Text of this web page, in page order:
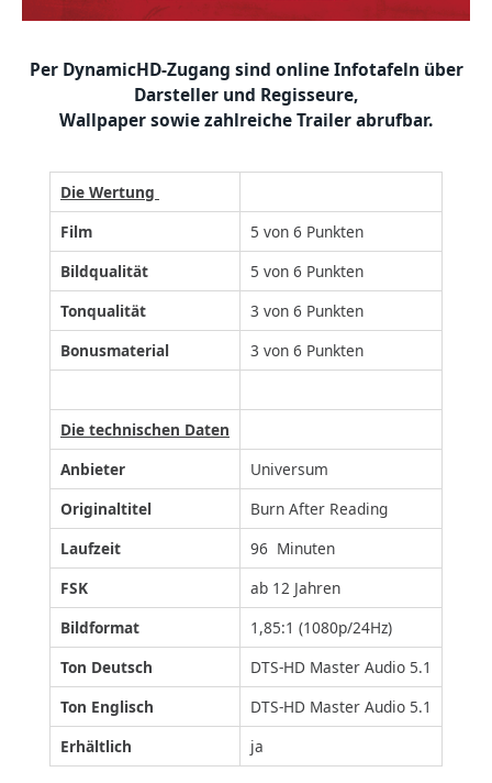
Per DynamicHD-Zugang sind online Infotafeln über
Darsteller und Regisseure,
Wallpaper sowie zahlreiche Trailer abrufbar.
Die Wertung
Film
5 von 6 Punkten
Bildqualität
5 von 6 Punkten
Tonqualität
3 von 6 Punkten
Bonusmaterial
3 von 6 Punkten
Die technischen Daten
Anbieter
Universum
Originaltitel
Burn After Reading
Laufzeit
96 Minuten
FSK
ab 12 Jahren
Bildformat
1,85:1 (1080p/24Hz)
Ton Deutsch
DTS-HD Master Audio 5.1
Ton Englisch
DTS-HD Master Audio 5.1
Erhältlich
ja